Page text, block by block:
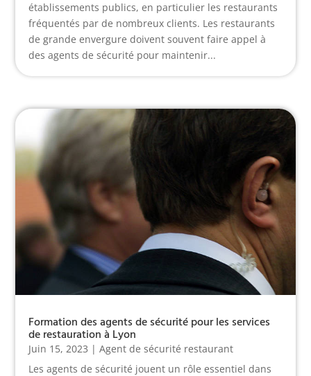
établissements publics, en particulier les restaurants
fréquentés par de nombreux clients. Les restaurants
de grande envergure doivent souvent faire appel à
des agents de sécurité pour maintenir...
Formation des agents de sécurité pour les services
de restauration à Lyon
Juin 15, 2023 |Agent de sécurité restaurant
Les agents de sécurité jouent un rôle essentiel dans